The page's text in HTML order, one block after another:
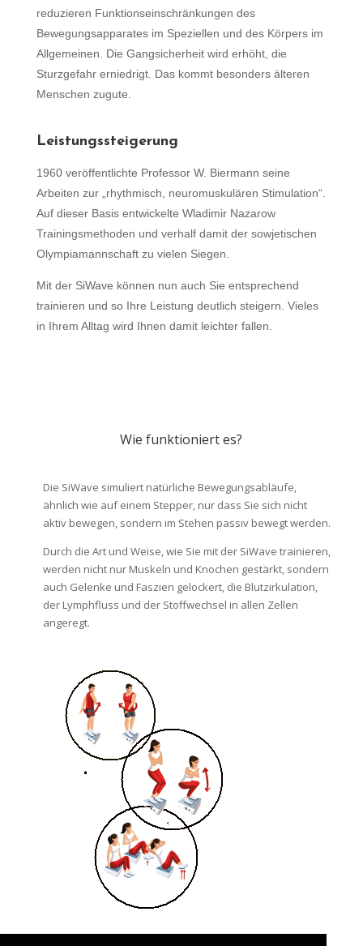
reduzieren Funktionseinschränkungen des
Bewegungsapparates im Speziellen und des Körpers im
Allgemeinen. Die Gangsicherheit wird erhöht, die
Sturzgefahr erniedrigt. Das kommt besonders älteren
Menschen zugute.
Leistungssteigerung
1960 veröffentlichte Professor W. Biermann seine
Arbeiten zur „rhythmisch, neuromuskulären Stimulation“.
Auf dieser Basis entwickelte Wladimir Nazarow
Trainingsmethoden und verhalf damit der sowjetischen
Olympiamannschaft zu vielen Siegen.
Mit der SiWave können nun auch Sie entsprechend
trainieren und so Ihre Leistung deutlich steigern. Vieles
in Ihrem Alltag wird Ihnen damit leichter fallen.
Wie funktioniert es?
Die SiWave simuliert natürliche Bewegungsabläufe,
ähnlich wie auf einem Stepper, nur dass Sie sich nicht
aktiv bewegen, sondern im Stehen passiv bewegt werden.
Durch die Art und Weise, wie Sie mit der SiWave trainieren,
werden nicht nur Muskeln und Knochen gestärkt, sondern
auch Gelenke und Faszien gelockert, die Blutzirkulation,
der Lymphfluss und der Stoffwechsel in allen Zellen
angeregt.